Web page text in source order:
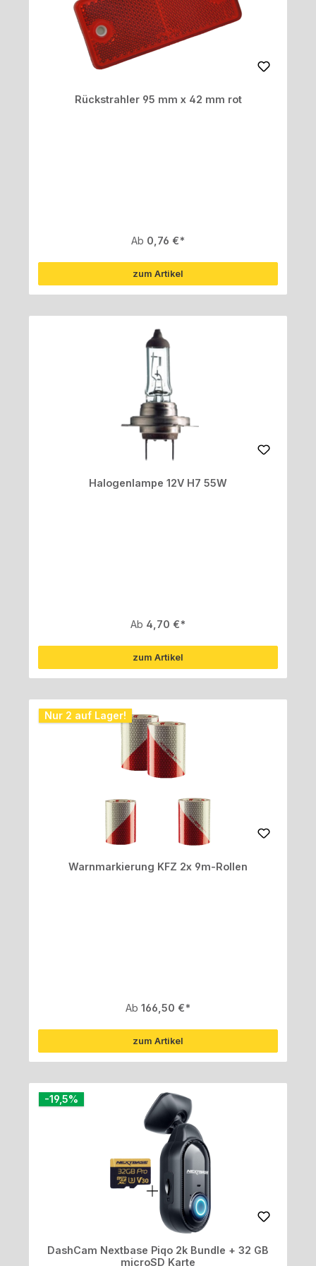
Rückstrahler 95 mm x 42 mm rot
Regulärer Preis:
Ab 0,76 €
zum Artikel
Halogenlampe 12V H7 55W
Regulärer Preis:
Ab 4,70 €
zum Artikel
Nur 2 auf Lager!
Warnmarkierung KFZ 2x 9m-Rollen
Regulärer Preis:
Ab 166,50 €
zum Artikel
-19,5%
DashCam Nextbase Piqo 2k Bundle + 32 GB
microSD Karte